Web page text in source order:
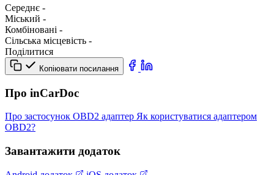
Середнє -
Міський -
Комбіновані -
Сільська місцевість -
Поділитися
Копіювати посилання
Про inCarDoc
Про застосунок OBD2 адаптер Як користуватися адаптером
OBD2?
Завантажити додаток